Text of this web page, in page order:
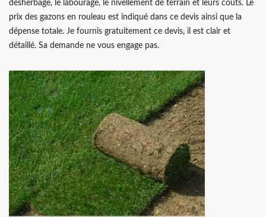
désherbage, le labourage, le nivellement de terrain et leurs coûts. Le
prix des gazons en rouleau est indiqué dans ce devis ainsi que la
dépense totale. Je fournis gratuitement ce devis, il est clair et
détaillé. Sa demande ne vous engage pas.